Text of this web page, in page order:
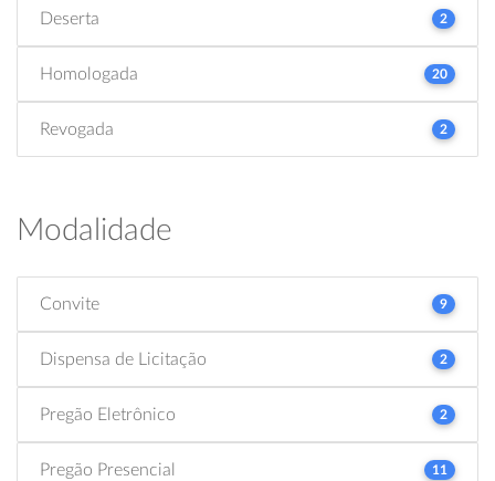
Deserta 2
Homologada 20
Revogada 2
Modalidade
Convite 9
Dispensa de Licitação 2
Pregão Eletrônico 2
Pregão Presencial 11